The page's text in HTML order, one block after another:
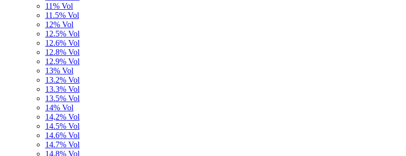
11% Vol
11.5% Vol
12% Vol
12.5% Vol
12.6% Vol
12.8% Vol
12.9% Vol
13% Vol
13.2% Vol
13.3% Vol
13.5% Vol
14% Vol
14,2% Vol
14.5% Vol
14.6% Vol
14.7% Vol
14.8% Vol